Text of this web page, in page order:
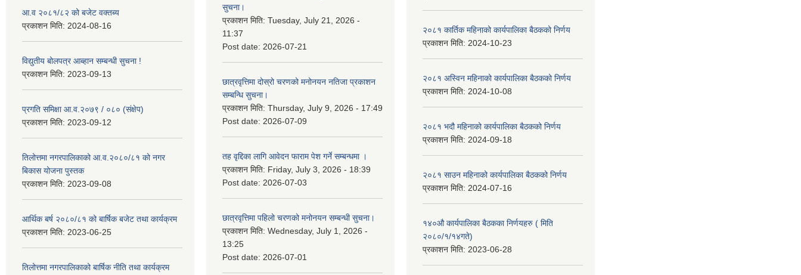
आ.व २०८१/८२ को बजेट वक्तब्य
प्रकाशन मिति: 2024-08-16
विद्युतीय बोलपत्र आब्हान सम्बन्धी सुचना !
प्रकाशन मिति: 2023-09-13
प्रगति समिक्षा आ.व.२०७९ / ०८० (संक्षेप)
प्रकाशन मिति: 2023-09-12
तिलोत्तमा नगरपालिकाको आ.व.२०८०/८१ को नगर
बिकास योजना पुस्तक
प्रकाशन मिति: 2023-09-08
आर्थिक बर्ष २०८०/८१ को बार्षिक बजेट तथा कार्यक्रम
प्रकाशन मिति: 2023-06-25
तिलोत्तमा नगरपालिकाको बार्षिक नीति तथा कार्यक्रम
सुचना।
प्रकाशन मिति: Tuesday, July 21, 2026 -
11:37
Post date: 2026-07-21
छात्रवृत्तिमा दोस्रो चरणको मनोनयन नतिजा प्रकाशन
सम्बन्धि सुचना।
प्रकाशन मिति: Thursday, July 9, 2026 - 17:49
Post date: 2026-07-09
तह वृद्दिका लागि आवेदन फाराम पेश गर्ने सम्बन्धमा ।
प्रकाशन मिति: Friday, July 3, 2026 - 18:39
Post date: 2026-07-03
छात्रवृत्तिमा पहिलो चरणको मनोनयन सम्बन्धी सुचना।
प्रकाशन मिति: Wednesday, July 1, 2026 -
13:25
Post date: 2026-07-01
२०८१ कार्तिक महिनाको कार्यपालिका बैठकको निर्णय
प्रकाशन मिति: 2024-10-23
२०८१ अस्विन महिनाको कार्यपालिका बैठकको निर्णय
प्रकाशन मिति: 2024-10-08
२०८१ भदौ महिनाको कार्यपालिका बैठकको निर्णय
प्रकाशन मिति: 2024-09-18
२०८१ साउन महिनाको कार्यपालिका बैठकको निर्णय
प्रकाशन मिति: 2024-07-16
१४०औ कार्यपालिका बैठकका निर्णयहरु ( मिति
२०८०/१/१४गते)
प्रकाशन मिति: 2023-06-28